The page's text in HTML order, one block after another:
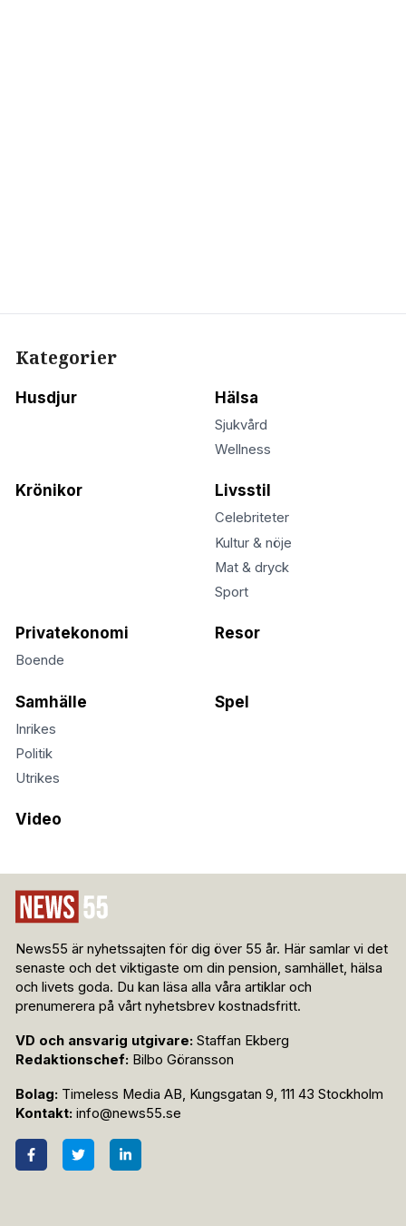
Kategorier
Husdjur Hälsa
Sjukvård
Wellness
Krönikor Livsstil
Celebriteter
Kultur & nöje
Mat & dryck
Sport
Privatekonomi
Boende
Resor
Samhälle
Inrikes
Politik
Utrikes
Spel
Video
News55 är nyhetssajten för dig över 55 år. Här samlar vi det
senaste och det viktigaste om din pension, samhället, hälsa
och livets goda. Du kan läsa alla våra artiklar och
prenumerera på vårt nyhetsbrev kostnadsfritt.
VD och ansvarig utgivare: Staffan Ekberg
Redaktionschef: Bilbo Göransson
Bolag: Timeless Media AB, Kungsgatan 9, 111 43 Stockholm
Kontakt: info@news55.se